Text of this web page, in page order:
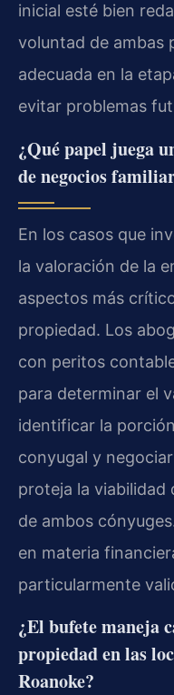
inicial esté bien
voluntad de ambas
adecuada en la
evitar problemas
¿Qué papel juega
de negocios
En los casos que
la valoración de la
aspectos más
propiedad. Los
con peritos
para determinar el
identificar la
conyugal y
proteja la viabilidad
de ambos
en materia
particularmente
¿El bufete maneja
propiedad en las
Roanoke?